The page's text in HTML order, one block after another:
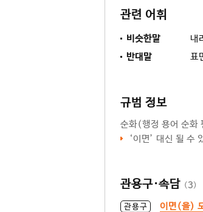
관련 어휘
비슷한말 내
반대말 표
규범 정보
순화(행정 용어 순
‘이면’ 대신 될 수
관용구·속담 (3)
관용구
이면(을)